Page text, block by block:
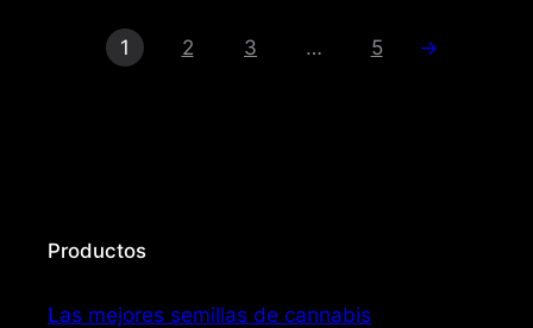
1 2 3 … 5 →
Productos
Las mejores semillas de cannabis